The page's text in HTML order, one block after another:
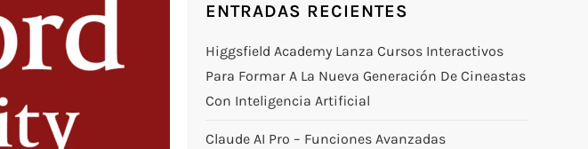
ENTRADAS RECIENTES
Higgsfield Academy Lanza Cursos Interactivos
Para Formar A La Nueva Generación De Cineastas
Con Inteligencia Artificial
Claude AI Pro – Funciones Avanzadas